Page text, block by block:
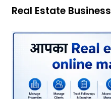
Real Estate Business